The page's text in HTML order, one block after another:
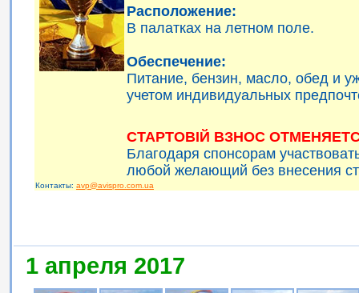
Расположение:
В палатках на летном поле.
Обеспечение:
Питание, бензин, масло, обед и
учетом индивидуальных
СТАРТОВІЙ ВЗНОС
Благодаря спонсорам
любой желающий без внесения
Контакты: avp@avispro.com.ua
1 апреля 2017